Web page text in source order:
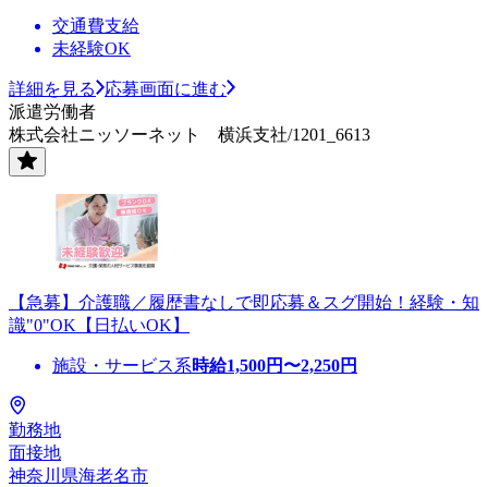
交通費支給
未経験OK
詳細を見る
応募画面に進む
派遣労働者
株式会社ニッソーネット 横浜支社/1201_6613
【急募】介護職／履歴書なしで即応募＆スグ開始！経験・知
識"0"OK【日払いOK】
施設・サービス系時給1,500円〜2,250円
勤務地
面接地
神奈川県海老名市